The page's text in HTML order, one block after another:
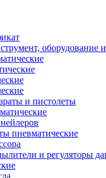
оборудование
и пистолеты
пневматические
и регуляторы